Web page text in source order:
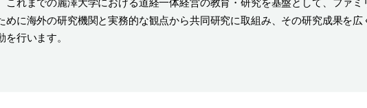
れまでの麗澤大学における道経一体経営の教育・研究を基盤として、ファ
に海外の研究機関と実務的な観点から共同研究に取組み、その研究成果を広
行います。